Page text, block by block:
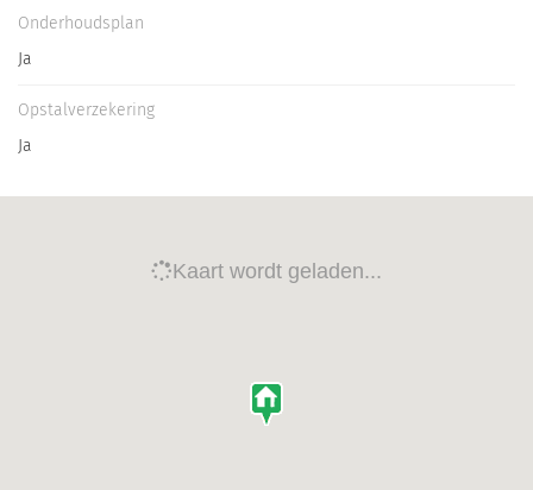
Onderhoudsplan
Ja
Opstalverzekering
Ja